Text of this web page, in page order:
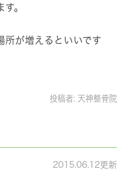
。
所が増えるといいです
投稿者: 天神整骨院
2015.06.12更新